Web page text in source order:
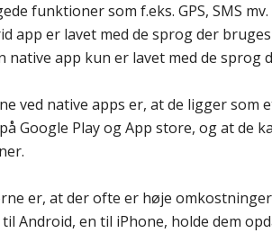
funktioner som f.eks. GPS, SMS mv.
app er lavet med de sprog der
native app kun er lavet med de sprog
ved native apps er, at de ligger som
Google Play og App store, og at de
er, at der ofte er høje
Android, en til iPhone, holde dem